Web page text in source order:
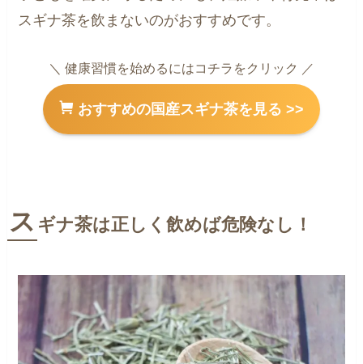
スギナ茶を飲まないのがおすすめです。
＼ 健康習慣を始めるにはコチラをクリック ／
おすすめの国産スギナ茶を見る >>
ス ギナ茶は正しく飲めば危険なし！